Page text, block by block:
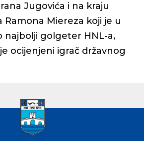
Jugovića i na kraju
Ramona Miereza koji je u
najbolji golgeter HNL-a,
ocijenjeni igrač državnog